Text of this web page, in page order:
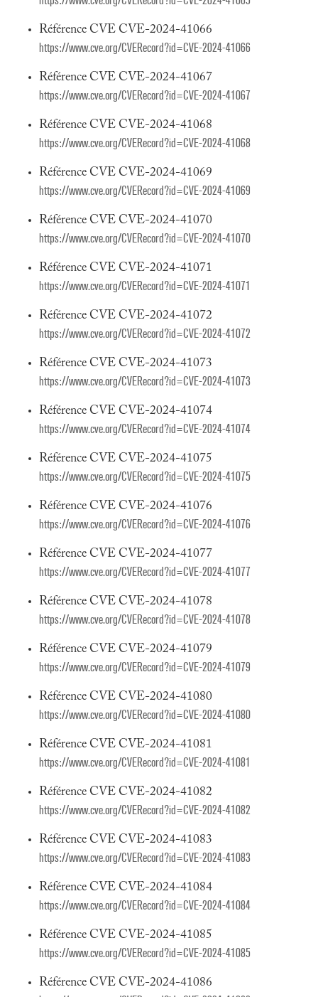
Référence CVE CVE-2024-41066
https://www.cve.org/CVERecord?id=CVE-2024-41066
Référence CVE CVE-2024-41067
https://www.cve.org/CVERecord?id=CVE-2024-41067
Référence CVE CVE-2024-41068
https://www.cve.org/CVERecord?id=CVE-2024-41068
Référence CVE CVE-2024-41069
https://www.cve.org/CVERecord?id=CVE-2024-41069
Référence CVE CVE-2024-41070
https://www.cve.org/CVERecord?id=CVE-2024-41070
Référence CVE CVE-2024-41071
https://www.cve.org/CVERecord?id=CVE-2024-41071
Référence CVE CVE-2024-41072
https://www.cve.org/CVERecord?id=CVE-2024-41072
Référence CVE CVE-2024-41073
https://www.cve.org/CVERecord?id=CVE-2024-41073
Référence CVE CVE-2024-41074
https://www.cve.org/CVERecord?id=CVE-2024-41074
Référence CVE CVE-2024-41075
https://www.cve.org/CVERecord?id=CVE-2024-41075
Référence CVE CVE-2024-41076
https://www.cve.org/CVERecord?id=CVE-2024-41076
Référence CVE CVE-2024-41077
https://www.cve.org/CVERecord?id=CVE-2024-41077
Référence CVE CVE-2024-41078
https://www.cve.org/CVERecord?id=CVE-2024-41078
Référence CVE CVE-2024-41079
https://www.cve.org/CVERecord?id=CVE-2024-41079
Référence CVE CVE-2024-41080
https://www.cve.org/CVERecord?id=CVE-2024-41080
Référence CVE CVE-2024-41081
https://www.cve.org/CVERecord?id=CVE-2024-41081
Référence CVE CVE-2024-41082
https://www.cve.org/CVERecord?id=CVE-2024-41082
Référence CVE CVE-2024-41083
https://www.cve.org/CVERecord?id=CVE-2024-41083
Référence CVE CVE-2024-41084
https://www.cve.org/CVERecord?id=CVE-2024-41084
Référence CVE CVE-2024-41085
https://www.cve.org/CVERecord?id=CVE-2024-41085
Référence CVE CVE-2024-41086